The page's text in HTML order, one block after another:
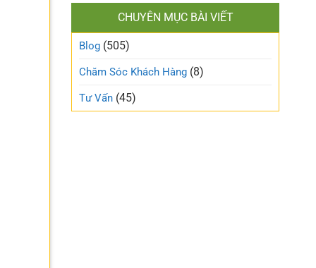
CHUYÊN MỤC BÀI VIẾT
Blog (505)
Chăm Sóc Khách Hàng (8)
Tư Vấn (45)